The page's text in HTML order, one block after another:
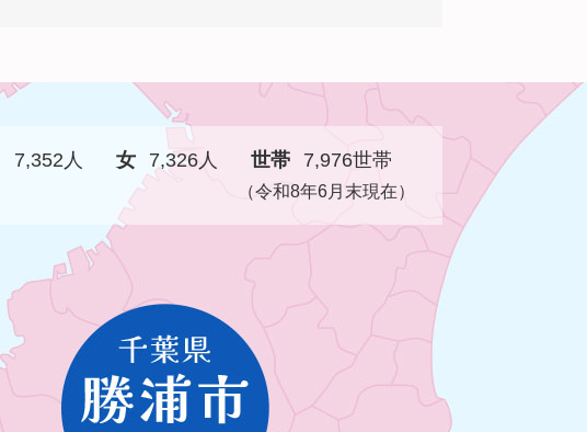
7,352人 女 7,326人 世帯 7,976世帯
（令和8年6月末現在）